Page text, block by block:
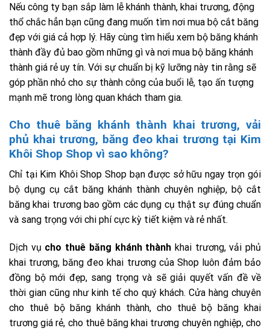
Nếu công ty bạn sắp làm lễ khánh thành, khai trương, động
thổ chắc hẳn bạn cũng đang muốn tìm nơi mua bộ cắt băng
đẹp với giá cả hợp lý. Hãy cùng tìm hiểu xem bộ băng khánh
thành đầy đủ bao gồm những gì và nơi mua bộ băng khánh
thành giá rẻ uy tín. Với sự chuẩn bị kỹ lưỡng này tin rằng sẽ
góp phần nhỏ cho sự thành công của buổi lễ, tạo ấn tượng
mạnh mẽ trong lòng quan khách tham gia.
Cho thuê băng khánh thành khai trương, vải
phủ khai trương, băng đeo khai trương tại Kim
Khôi Shop Shop vì sao không?
Chỉ tại Kim Khôi Shop Shop bạn được sở hữu ngay trọn gói
bộ dụng cụ cắt băng khánh thành chuyên nghiệp, bộ cắt
băng khai trương bao gồm các dụng cụ thật sự đúng chuẩn
và sang trọng với chi phí cực kỳ tiết kiệm và rẻ nhất.
Dịch vụ cho thuê băng khánh thành khai trương, vải phủ
khai trương, băng đeo khai trương của Shop luôn đảm bảo
đồng bộ mới đẹp, sang trọng và sẽ giải quyết vấn đề về
thời gian cũng như kinh tế cho quý khách. Cửa hàng chuyên
cho thuê bộ băng khánh thành, cho thuê bộ băng khai
trương giá rẻ, cho thuê băng khai trương chuyên nghiệp, cho